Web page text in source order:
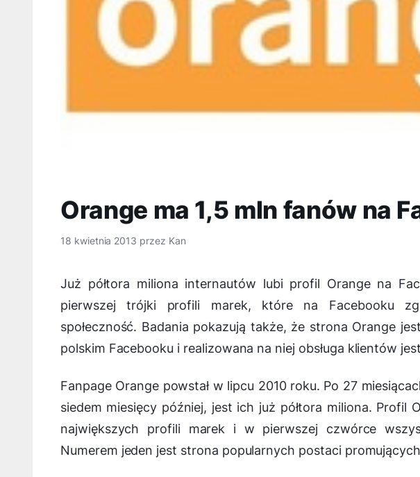
Orange ma 1,5 mln fanów na
18 kwietnia 2013 przez Kan
Już półtora miliona internautów lubi profil Orange na
pierwszej trójki profili marek, które na Facebooku
społeczność. Badania pokazują także, że strona Orange
polskim Facebooku i realizowana na niej obsługa klientów
Fanpage Orange powstał w lipcu 2010 roku. Po 27
siedem miesięcy później, jest ich już półtora miliona. Profil
największych profili marek i w pierwszej czwórce
Numerem jeden jest strona popularnych postaci promujących